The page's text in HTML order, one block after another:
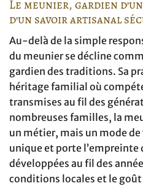
Le meunier, gardien
d’un savoir artisanal
Au-delà de la simple
du meunier se décline
gardien des traditions. Sa
héritage familial où
transmises au fil des
nombreuses familles, la
un métier, mais un mode
unique et porte l’empreinte
développées au fil des
conditions locales et le goût